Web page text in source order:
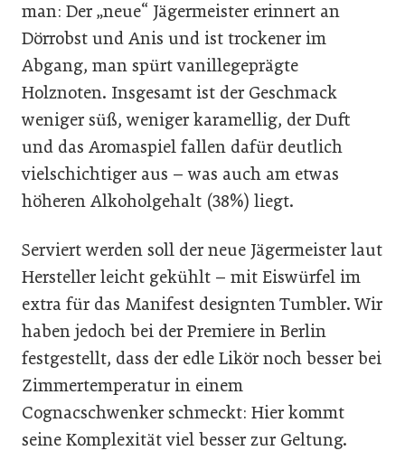
man: Der „neue“ Jägermeister erinnert an
Dörrobst und Anis und ist trockener im
Abgang, man spürt vanillegeprägte
Holznoten. Insgesamt ist der Geschmack
weniger süß, weniger karamellig, der Duft
und das Aromaspiel fallen dafür deutlich
vielschichtiger aus – was auch am etwas
höheren Alkoholgehalt (38%) liegt.
Serviert werden soll der neue Jägermeister laut
Hersteller leicht gekühlt – mit Eiswürfel im
extra für das Manifest designten Tumbler. Wir
haben jedoch bei der Premiere in Berlin
festgestellt, dass der edle Likör noch besser bei
Zimmertemperatur in einem
Cognacschwenker schmeckt: Hier kommt
seine Komplexität viel besser zur Geltung.